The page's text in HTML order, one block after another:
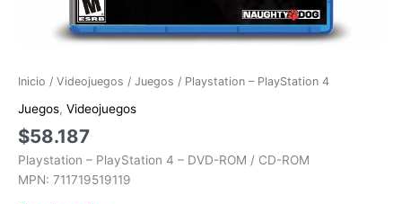
Inicio / Videojuegos / Juegos / Playstation – PlayStation 4
Juegos, Videojuegos
$58.187
Playstation – PlayStation 4 – DVD-ROM / CD-ROM
MPN: 711719519119